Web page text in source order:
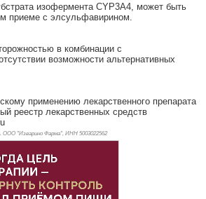
изофермента CYP3A4, может быть
приеме с элсульфавирином.
в комбинации с
возможности альтернативных
применению лекарственного препарата
реестр лекарственных средств
ООО "Изварино Фарма", ИНН 5003022562